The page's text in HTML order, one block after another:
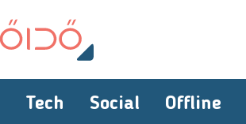
Tech Social Offline